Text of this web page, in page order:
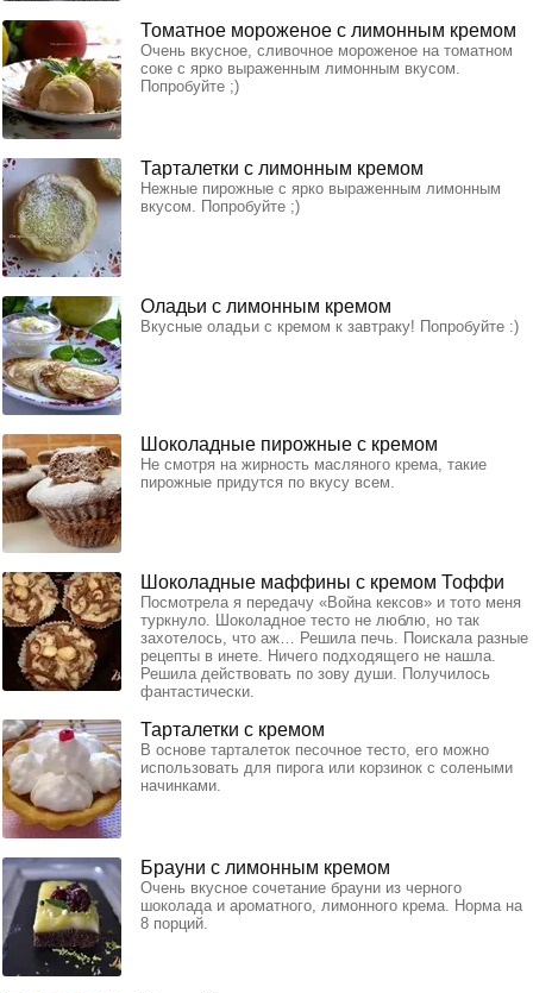
Томатное мороженое с лимонным кремом
Очень вкусное, сливочное мороженое на томатном
соке с ярко выраженным лимонным вкусом.
Попробуйте ;)
Тарталетки с лимонным кремом
Нежные пирожные с ярко выраженным лимонным
вкусом. Попробуйте ;)
Оладьи с лимонным кремом
Вкусные оладьи с кремом к завтраку! Попробуйте :)
Шоколадные пирожные с кремом
Не смотря на жирность масляного крема, такие
пирожные придутся по вкусу всем.
Шоколадные маффины с кремом Тоффи
Посмотрела я передачу «Война кексов» и тото меня
туркнуло. Шоколадное тесто не люблю, но так
захотелось, что аж… Решила печь. Поискала разные
рецепты в инете. Ничего подходящего не нашла.
Решила действовать по зову души. Получилось
фантастически.
Тарталетки с кремом
В основе тарталеток песочное тесто, его можно
использовать для пирога или корзинок с солеными
начинками.
Брауни с лимонным кремом
Очень вкусное сочетание брауни из черного
шоколада и ароматного, лимонного крема. Норма на
8 порций.